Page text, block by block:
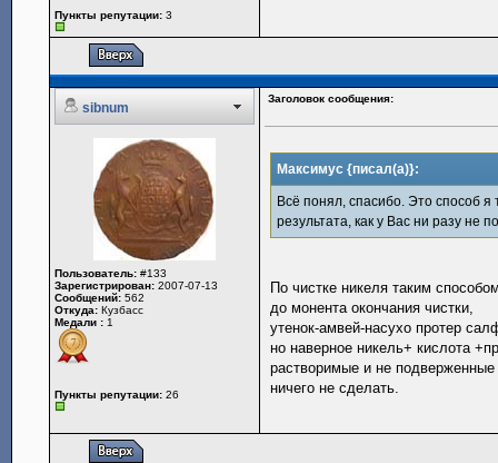
Пункты репутации: 3
sibnum
Заголовок сообщения:
Пользователь: #133
Зарегистрирован: 2007-07-13
Сообщений: 562
Откуда: Кузбасс
Медали : 1
Пункты репутации: 26
Максимус {писал(а)}:
Всё понял, спасибо. Это способ я
результата, как у Вас ни разу не
По чистке никеля таким
до монента окончания чистки,
утенок-амвей-насухо протер
но наверное никель+ кислота
растворимые и не
ничего не сделать.